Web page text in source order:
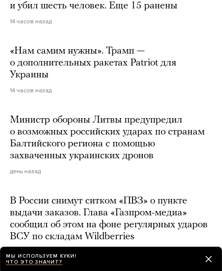
и убил шесть человек. Еще 15 ранены
14 часов назад
«Нам самим нужны». Трамп —
о дополнительных ракетах Patriot для
Украины
14 часов назад
Министр обороны Литвы предупредил
о возможных российских ударах по странам
Балтийского региона с помощью
захваченных украинских дронов
день назад
В России снимут ситком «ПВЗ» о пункте
выдачи заказов. Глава «Газпром-медиа»
сообщил об этом на фоне регулярных ударов
ВСУ по складам Wildberries
МЫ ИСПОЛЬЗУЕМ КУКИ!
ЧТО ЭТО ЗНАЧИТ?